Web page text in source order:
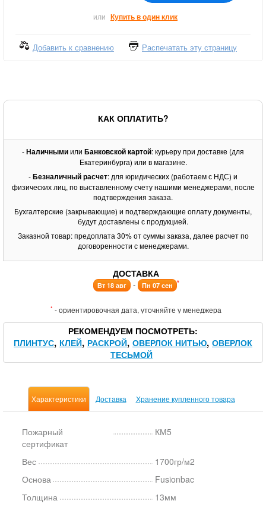
или Купить в один клик
Добавить к сравнению Распечатать эту страницу
КАК ОПЛАТИТЬ?
-Наличнымиили Банковской картой: курьеру при доставке (для
Екатеринбурга) или в магазине.
-Безналичный расчет: для юридических (работаем с НДС) и
физических лиц, по выставленному счету нашими менеджерами, после
подтверждения заказа.
Бухгалтерские (закрывающие) и подтверждающие оплату документы,
будут доставлены с продукцией.
Заказной товар: предоплата 30% от суммы заказа, далее расчет по
договоренности с менеджерами.
ДОСТАВКА
Вт 18 авг - Пн 07 сен *
* - ориентировочная дата, уточняйте у менеджера
РЕКОМЕНДУЕМ ПОСМОТРЕТЬ
ПЛИНТУС КЛЕЙ РАСКРОЙ ОВЕРЛОК НИТЬЮ ОВЕРЛОК
ТЕСЬМОЙ
Характеристики Доставка Хранение купленного товара
Пожарный
сертификат
КМ5
Вес
1700гр/м2
Основа
Fusionbac
Толщина
13мм